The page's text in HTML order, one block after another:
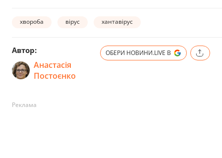
хвороба вірус хантавірус
Автор:
Анастасія
Постоєнко
ОБЕРИ НОВИНИ.LIVE В
Реклама